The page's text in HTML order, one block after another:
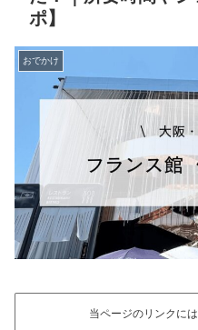
ポ】
おでかけ
当ページのリンクに